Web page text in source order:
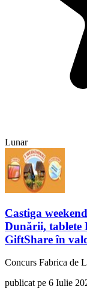
Lunar
Castiga
Dunării, tablete
GiftShare în
Concurs Fabrica de
publicat pe 6 Iulie